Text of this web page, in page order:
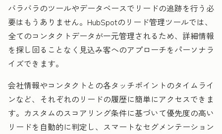
バラバラのツールやデータベースでリードの追跡を行う必
要はもうありません。HubSpotのリード管理ツールでは、
全てのコンタクトデータが一元管理されるため、詳細情報
を探し回ることなく見込み客へのアプローチをパーソナラ
イズできます。
会社情報やコンタクトとの各タッチポイントのタイムライ
ンなど、それぞれのリードの履歴に簡単にアクセスできま
す。カスタムのスコアリング条件に基づいて優先度の高い
リードを自動的に判定し、スマートなセグメンテーション